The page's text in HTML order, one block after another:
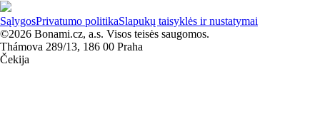
SąlygosPrivatumo politikaSlapukų taisyklės ir nustatymai
©2026 Bonami.cz, a.s. Visos teisės saugomos.
Thámova 289/13, 186 00 Praha
Čekija